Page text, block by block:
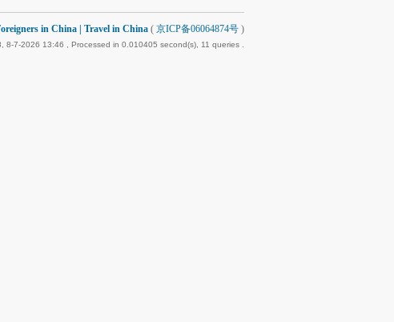
in China | Travel in China ( 京ICP备06064874号 )
8-7-2026 13:46 , Processed in 0.010405 second(s), 11 queries .